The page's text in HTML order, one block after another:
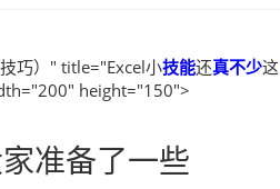
巧）" title="Excel小技能还真不少这
height="150">
准备了一些